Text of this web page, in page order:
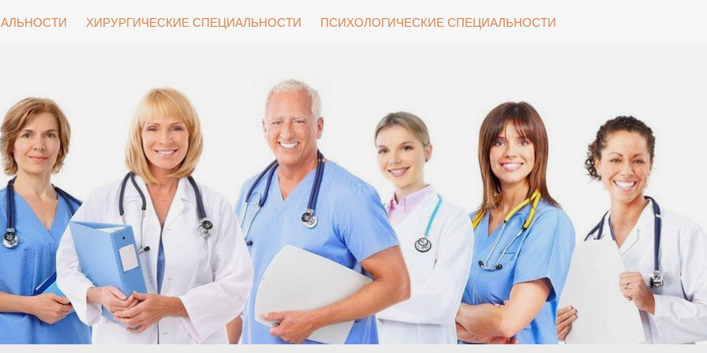
ХИРУРГИЧЕСКИЕ СПЕЦИАЛЬНОСТИ ПСИХОЛОГИЧЕСКИЕ СПЕЦИАЛЬНОСТИ